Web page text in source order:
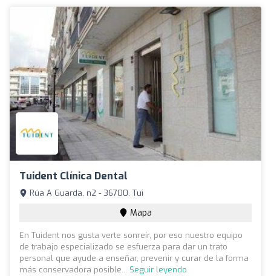
Tuident Clínica Dental
Rúa A Guarda, n2 - 36700, Tui
Mapa
En Tuident nos gusta verte sonreír, por eso nuestro equipo
de trabajo especializado se esfuerza para dar un trato
personal que ayude a enseñar, prevenir y curar de la forma
más conservadora posible... Seguir leyendo